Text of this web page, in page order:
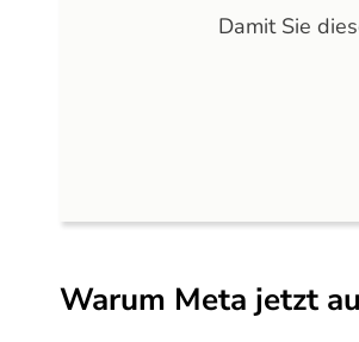
Damit Sie
Warum Meta jetzt